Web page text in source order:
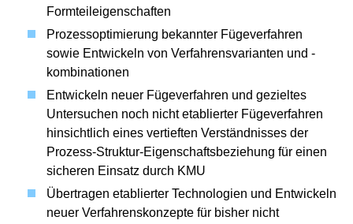
Formteileigenschaften
Prozessoptimierung bekannter Fügeverfahren
sowie Entwickeln von Verfahrensvarianten und -
kombinationen
Entwickeln neuer Fügeverfahren und gezieltes
Untersuchen noch nicht etablierter Fügeverfahren
hinsichtlich eines vertieften Verständnisses der
Prozess-Struktur-Eigenschaftsbeziehung für einen
sicheren Einsatz durch KMU
Übertragen etablierter Technologien und Entwickeln
neuer Verfahrenskonzepte für bisher nicht